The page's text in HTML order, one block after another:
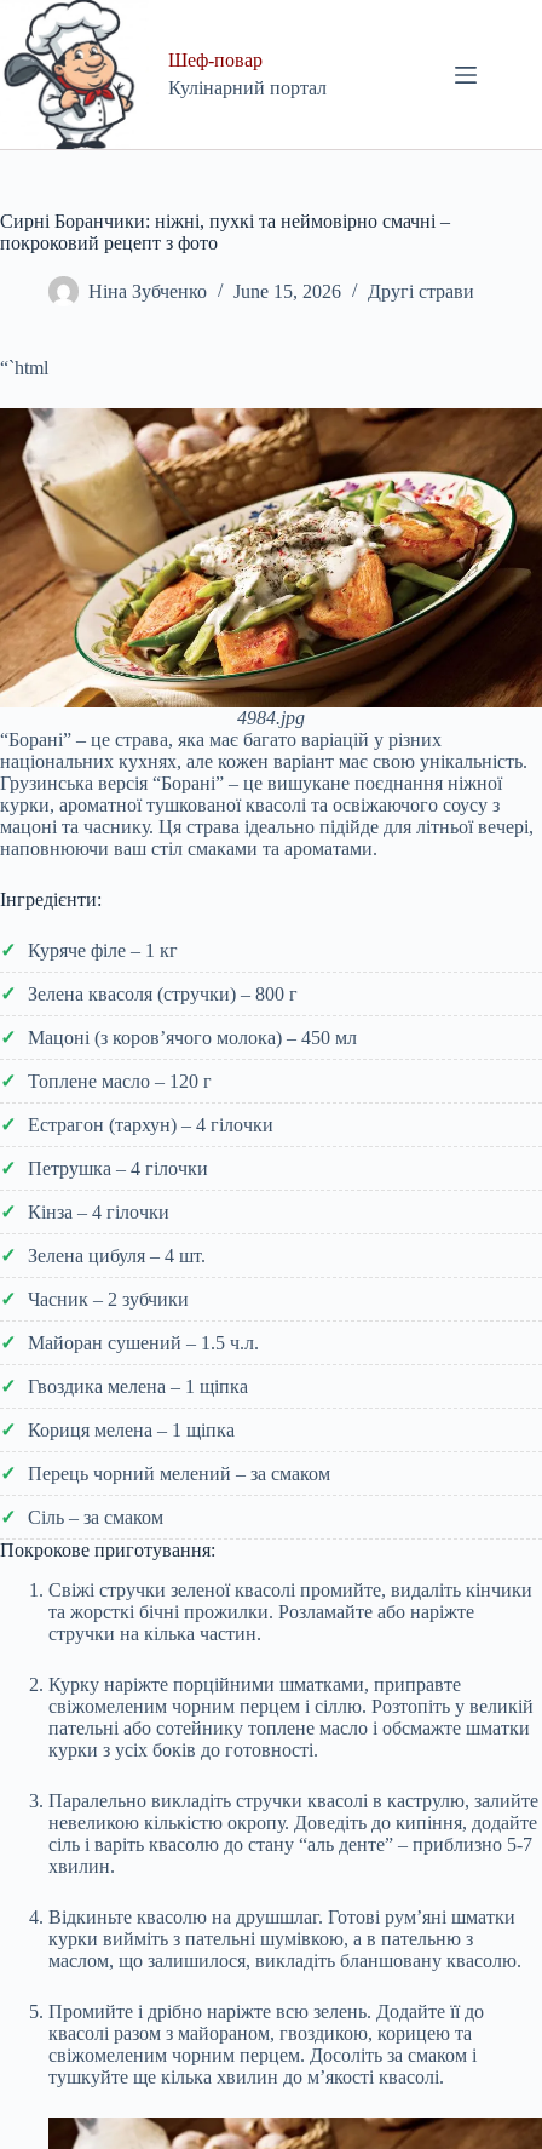
content
Шеф-повар
Кулінарний портал
Сирні Боранчики: ніжні, пухкі та неймовірно смачні –
покроковий рецепт з фото
Ніна Зубченко June 15, 2026 Другі страви
“`html
4984.jpg
“Борані” – це страва, яка має багато варіацій у різних
національних кухнях, але кожен варіант має свою унікальність.
Грузинська версія “Борані” – це вишукане поєднання ніжної
курки, ароматної тушкованої квасолі та освіжаючого соусу з
мацоні та часнику. Ця страва ідеально підійде для літньої вечері,
наповнюючи ваш стіл смаками та ароматами.
Інгредієнти:
Куряче філе – 1 кг
Зелена квасоля (стручки) – 800 г
Мацоні (з коров’ячого молока) – 450 мл
Топлене масло – 120 г
Естрагон (тархун) – 4 гілочки
Петрушка – 4 гілочки
Кінза – 4 гілочки
Зелена цибуля – 4 шт.
Часник – 2 зубчики
Майоран сушений – 1.5 ч.л.
Гвоздика мелена – 1 щіпка
Кориця мелена – 1 щіпка
Перець чорний мелений – за смаком
Сіль – за смаком
Покрокове приготування:
Свіжі стручки зеленої квасолі промийте, видаліть кінчики
та жорсткі бічні прожилки. Розламайте або наріжте
стручки на кілька частин.
Курку наріжте порційними шматками, приправте
свіжомеленим чорним перцем і сіллю. Розтопіть у великій
пательні або сотейнику топлене масло і обсмажте шматки
курки з усіх боків до готовності.
Паралельно викладіть стручки квасолі в каструлю, залийте
невеликою кількістю окропу. Доведіть до кипіння, додайте
сіль і варіть квасолю до стану “аль денте” – приблизно 5-7
хвилин.
Відкиньте квасолю на друшшлаг. Готові рум’яні шматки
курки вийміть з пательні шумівкою, а в пательню з
маслом, що залишилося, викладіть бланшовану квасолю.
Промийте і дрібно наріжте всю зелень. Додайте її до
квасолі разом з майораном, гвоздикою, корицею та
свіжомеленим чорним перцем. Досоліть за смаком і
тушкуйте ще кілька хвилин до м’якості квасолі.